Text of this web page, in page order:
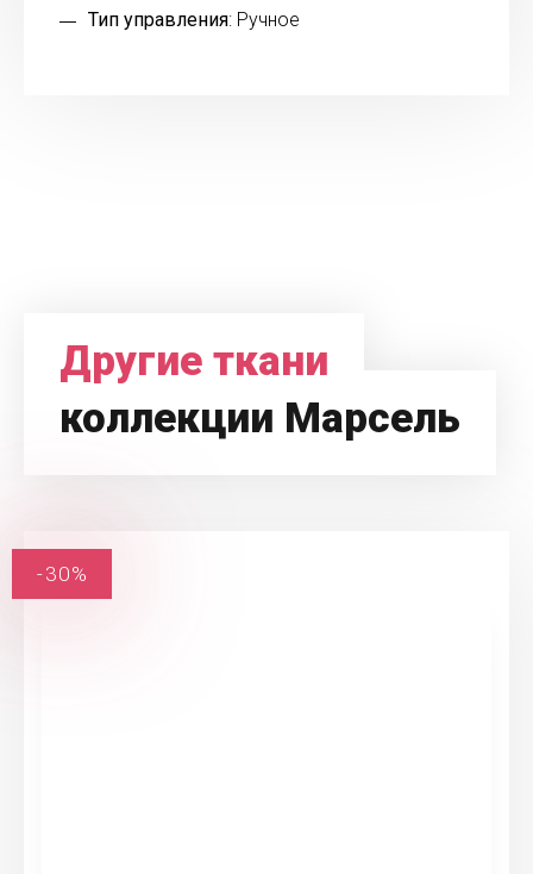
Тип управления: Ручное
Другие ткани
коллекции Марсель
-30%